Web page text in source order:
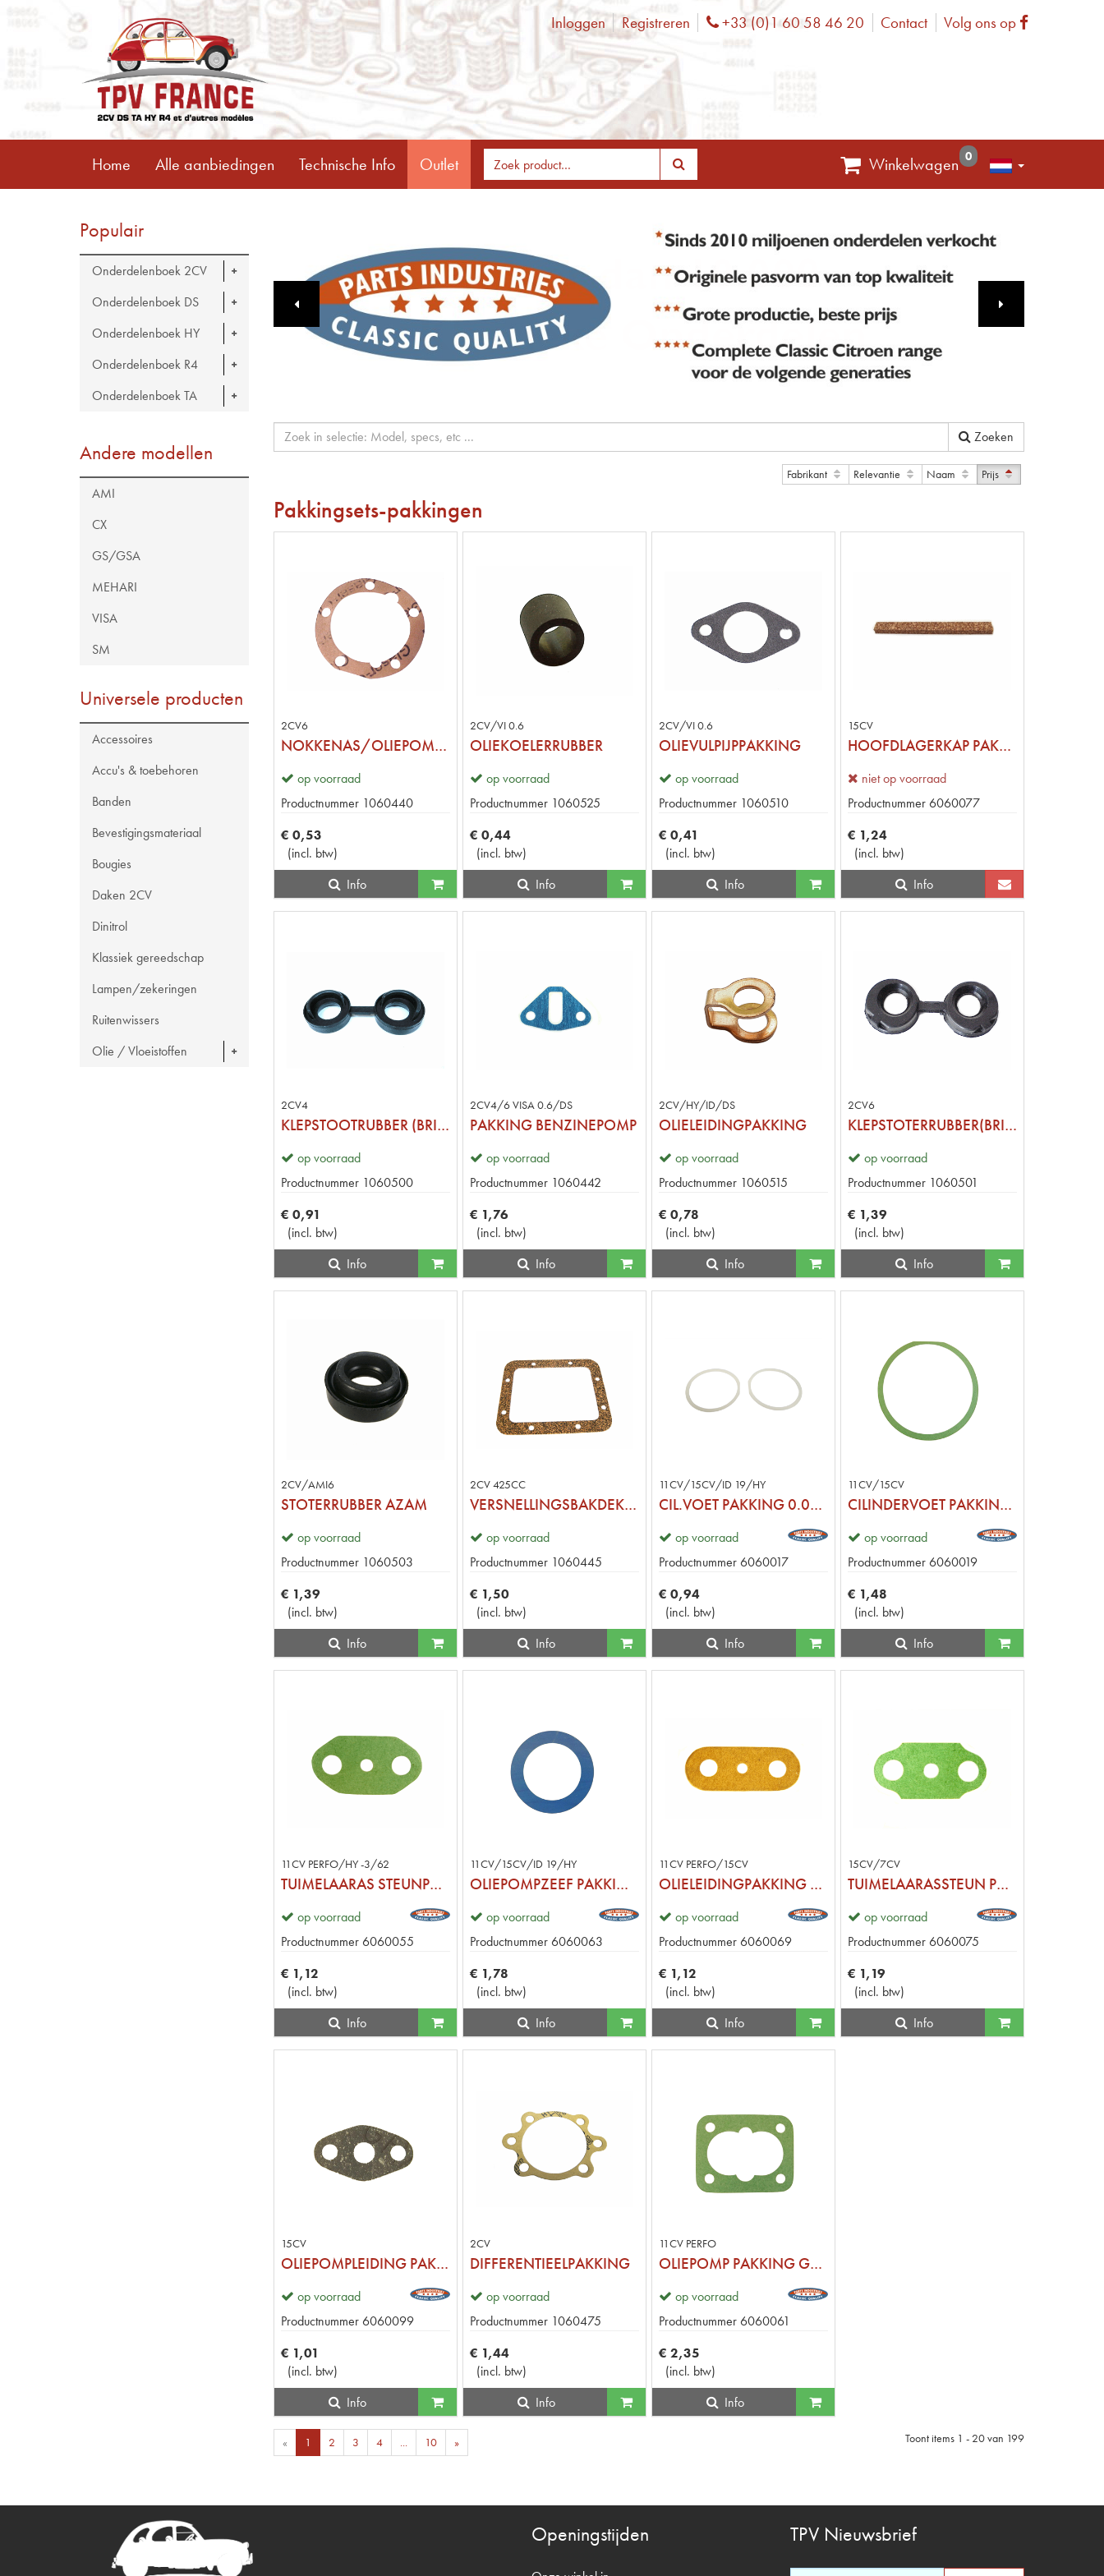
Inloggen Registreren Phone
+33 (0)1 60 58 46 20 Contact Volg ons op Facebook
Home Alle aanbiedingen Technische Info Outlet Winkelwagen 0
Populair
Onderdelenboek 2CV
Onderdelenboek DS
Onderdelenboek HY
Onderdelenboek R4
Onderdelenboek TA
Andere modellen
AMI
CX
GS/GSA
MEHARI
VISA
SM
Universele producten
Accessoires
Accu's & toebehoren
Banden
Bevestigingsmateriaal
Bougies
Daken 2CV
Dinitrol
Klassiek gereedschap
Lampen/zekeringen
Ruitenwissers
Olie / Vloeistoffen
Zoeken
Fabrikant Relevantie Naam Prijs
Pakkingsets-pakkingen
2CV6
NOKKENAS/OLIEPOMP PAKKING
op voorraad
Productnummer 1060440
€ 0,53
(incl. btw)
Info
2CV/VI 0.6
OLIEKOELERRUBBER
op voorraad
Productnummer 1060525
€ 0,44
(incl. btw)
Info
2CV/VI 0.6
OLIEVULPIJPPAKKING
op voorraad
Productnummer 1060510
€ 0,41
(incl. btw)
Info
15CV
HOOFDLAGERKAP PAKKINGSTRIP 15
niet op voorraad
Productnummer 6060077
€ 1,24
(incl. btw)
Info
2CV4
KLEPSTOOTRUBBER (BRILRUBBER)
op voorraad
Productnummer 1060500
€ 0,91
(incl. btw)
Info
2CV4/6 VISA 0.6/DS
PAKKING BENZINEPOMP
op voorraad
Productnummer 1060442
€ 1,76
(incl. btw)
Info
2CV/HY/ID/DS
OLIELEIDINGPAKKING
op voorraad
Productnummer 1060515
€ 0,78
(incl. btw)
Info
2CV6
KLEPSTOTERRUBBER(BRILRUBBER)
op voorraad
Productnummer 1060501
€ 1,39
(incl. btw)
Info
2CV/AMI6
STOTERRUBBER AZAM
op voorraad
Productnummer 1060503
€ 1,39
(incl. btw)
Info
2CV 425CC
VERSNELLINGSBAKDEKSELPAKKING
op voorraad
Productnummer 1060445
€ 1,50
(incl. btw)
Info
11CV/15CV/ID 19/HY
CIL.VOET PAKKING 0.07MM STD
op voorraad
Productnummer 6060017
€ 0,94
(incl. btw)
Info
11CV/15CV
CILINDERVOET PAKKING 0.25MM
op voorraad
Productnummer 6060019
€ 1,48
(incl. btw)
Info
11CV PERFO/HY -3/62
TUIMELAARAS STEUNPAKKING
op voorraad
Productnummer 6060055
€ 1,12
(incl. btw)
Info
11CV/15CV/ID 19/HY
OLIEPOMPZEEF PAKKINGRING
op voorraad
Productnummer 6060063
€ 1,78
(incl. btw)
Info
11CV PERFO/15CV
OLIELEIDINGPAKKING CILINDERKOP
op voorraad
Productnummer 6060069
€ 1,12
(incl. btw)
Info
15CV/7CV
TUIMELAARASSTEUN PAKKING
op voorraad
Productnummer 6060075
€ 1,19
(incl. btw)
Info
15CV
OLIEPOMPLEIDING PAKKING
op voorraad
Productnummer 6060099
€ 1,01
(incl. btw)
Info
2CV
DIFFERENTIEELPAKKING
op voorraad
Productnummer 1060475
€ 1,44
(incl. btw)
Info
11CV PERFO
OLIEPOMP PAKKING GROOT GAT
op voorraad
Productnummer 6060061
€ 2,35
(incl. btw)
Info
Toont items 1 - 20van 199
« 1 2 3 4 ... 10 »
Openingstijden TPV Nieuwsbrief